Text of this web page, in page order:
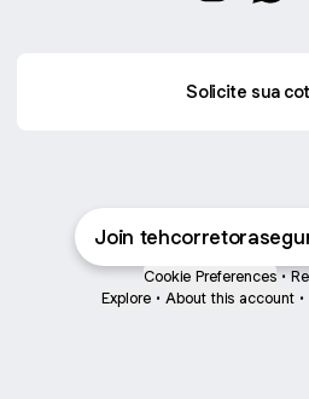
Solicite sua
Join
Cookie Preferences •
Explore • About this account •